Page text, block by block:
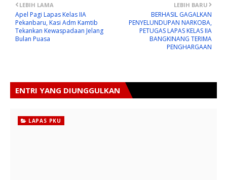
LEBIH BARU
BERHASIL GAGALKAN
PENYELUNDUPAN NARKOBA,
PETUGAS LAPAS KELAS IIA
BANGKINANG TERIMA
PENGHARGAAN
LEBIH LAMA
Apel Pagi Lapas Kelas IIA
Pekanbaru, Kasi Adm Kamtib
Tekankan Kewaspadaan Jelang
Bulan Puasa
ENTRI YANG DIUNGGULKAN
LAPAS PKU